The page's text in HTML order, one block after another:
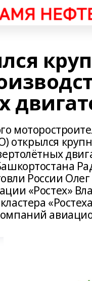
России
«Ростех»